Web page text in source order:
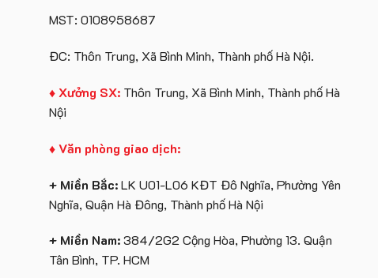
MST: 0108958687
ĐC: Thôn Trung, Xã Bình Minh, Thành phố Hà Nội.
♦ Xưởng SX: Thôn Trung, Xã Bình Minh, Thành phố Hà
Nội
♦ Văn phòng giao dịch:
+ Miền Bắc:LK U01-L06 KĐT Đô Nghĩa, Phường Yên
Nghĩa, Quận Hà Đông, Thành phố Hà Nội
+ Miền Nam:384/2G2 Cộng Hòa, Phường 13. Quận
Tân Bình, TP. HCM